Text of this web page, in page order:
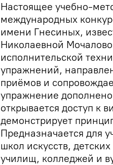
Настоящее учебно-
международных
имени Гнесиных,
Николаевной
исполнительской
упражнений,
приёмов и
упражнение
открывается доступ к
демонстрирует
Предназначается для
школ искусств,
училищ, колледжей и